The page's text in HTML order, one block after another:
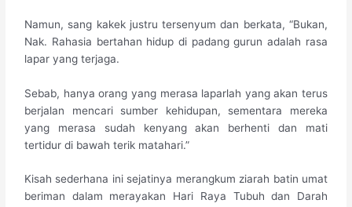
Namun, sang kakek justru tersenyum dan berkata, “Bukan,
Nak. Rahasia bertahan hidup di padang gurun adalah rasa
lapar yang terjaga.
Sebab, hanya orang yang merasa laparlah yang akan terus
berjalan mencari sumber kehidupan, sementara mereka
yang merasa sudah kenyang akan berhenti dan mati
tertidur di bawah terik matahari.”
Kisah sederhana ini sejatinya merangkum ziarah batin umat
beriman dalam merayakan Hari Raya Tubuh dan Darah